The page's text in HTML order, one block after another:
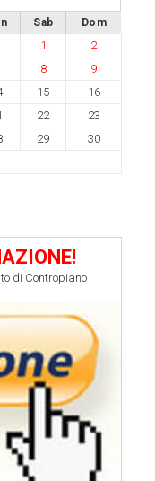
Sab Dom
1
2
8
9
15
16
22
23
29
30
di Contropiano